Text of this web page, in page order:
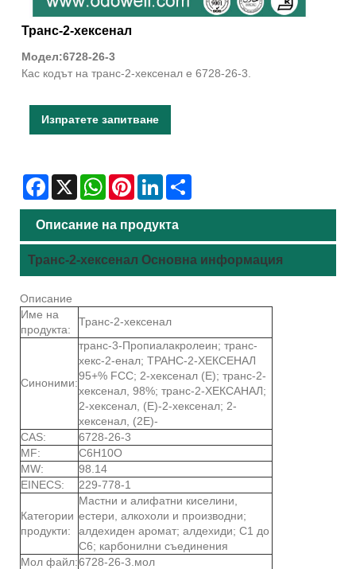
Транс-2-хексенал
Модел:6728-26-3
Кас кодът на транс-2-хексенал е 6728-26-3.
Изпратете запитване
Facebook
X WhatsAppPinterestLinkedIn
Описание на продукта
Транс-2-хексенал Основна информация
Описание
Име на
продукта:
Транс-2-хексенал
Синоними:
транс-3-Пропиалакролеин; транс-
хекс-2-енал; ТРАНС-2-ХЕКСЕНАЛ
95+% FCC; 2-хексенал (E); транс-2-
хексенал, 98%; транс-2-ХЕКСАНАЛ;
2-хексенал, (E)-2-хексенал; 2-
хексенал, (2E)-
CAS:
6728-26-3
MF:
C6H10O
MW:
98.14
EINECS:
229-778-1
Категории
продукти:
Мастни и алифатни киселини,
естери, алкохоли и производни;
алдехиден аромат; алдехиди; C1 до
C6; карбонилни съединения
Мол файл:6728-26-3.мол